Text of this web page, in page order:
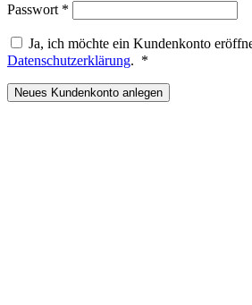
Passwort *
Ja, ich möchte ein Kundenkonto
Datenschutzerklärung. *
Neues Kundenkonto anlegen